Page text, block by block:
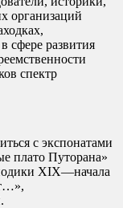
организаций
сфере развития
спектр
с экспонатами
плато Путорана»
XIX—начала